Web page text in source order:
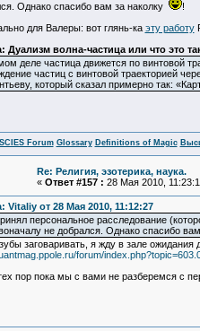
Однако спасибо вам за наколку
!
для Валеры: вот глянь-ка эту работу
Дуализм волна-частица или что это
деле частица движется по винтовой
частиц с винтовой траекторией
который сказал примерно так:
SCIES Forum Glossary Definitions of Magic
Re: Религия, эзотерика, наука.
« Ответ #157 : 28 Мая 2010,
Vitaliy от 28 Мая 2010, 11:12:27
персональное расследование
не добрался. Однако спасибо
заговаривать, я жду в зале ожидания
forum/
пор пока мы с вами не разберемся с